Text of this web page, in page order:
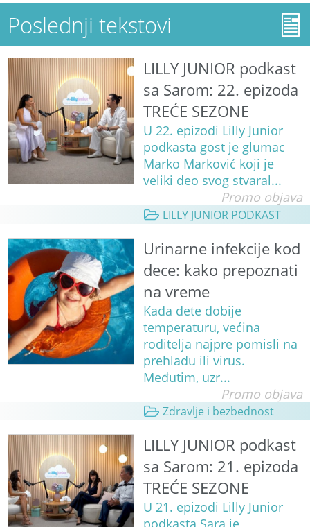
Poslednji tekstovi
LILLY JUNIOR podkast
sa Sarom: 22. epizoda
TREĆE SEZONE
U 22. epizodi Lilly Junior
podkasta gost je glumac
Marko Marković koji je
veliki deo svog stvaral...
Promo objava
LILLY JUNIOR PODKAST
Urinarne infekcije kod
dece: kako prepoznati
na vreme
Kada dete dobije
temperaturu, većina
roditelja najpre pomisli na
prehladu ili virus.
Međutim, uzr...
Promo objava
Zdravlje i bezbednost
LILLY JUNIOR podkast
sa Sarom: 21. epizoda
TREĆE SEZONE
U 21. epizodi Lilly Junior
podkasta Sara je